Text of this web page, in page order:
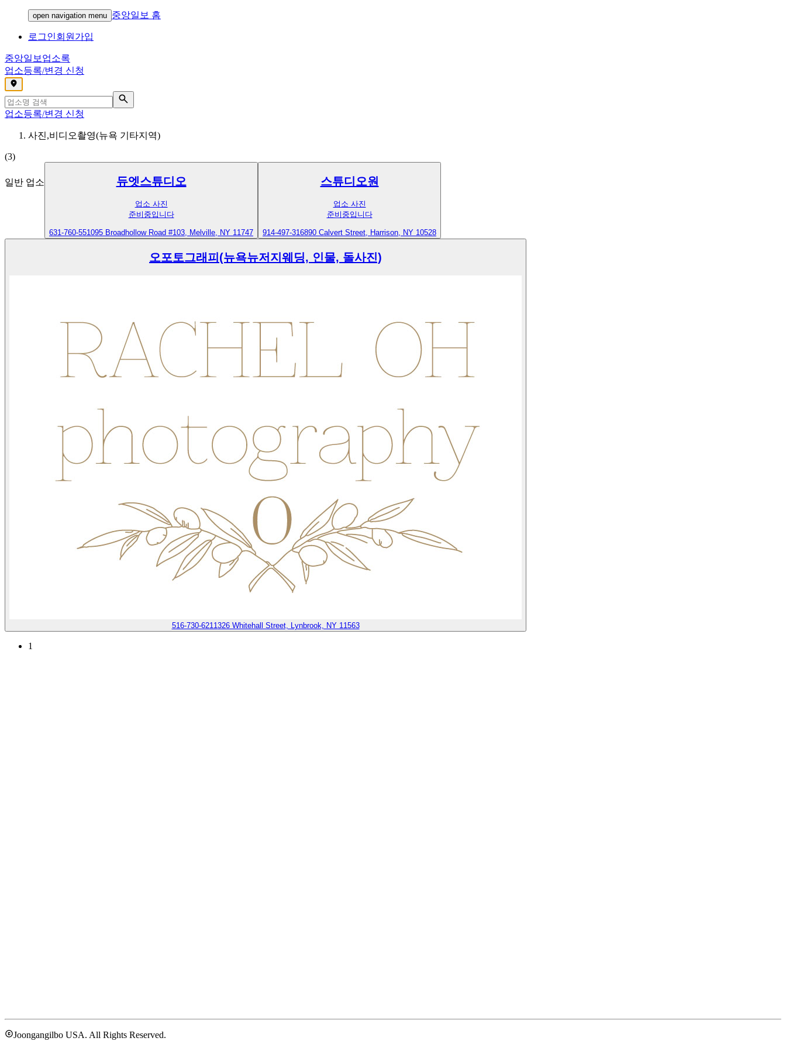
open navigation menu 중앙일보 홈
로그인회원가입
중앙일보 업소록
업소등록/변경 신청
,
업소등록/변경 신청
사진,비디오촬영(뉴욕 기타지역)
(3)
일반 업소 듀엣스튜디오
업소 사진
준비중입니다
631-760-551095 Broadhollow Road #103, Melville, NY 11747
스튜디오원
업소 사진
준비중입니다
914-497-316890 Calvert Street, Harrison, NY 10528
오포토그래피(뉴욕뉴저지웨딩, 인물, 돌사진)
516-730-6211326 Whitehall Street, Lynbrook, NY 11563
1
Joongangilbo USA. All Rights Reserved.